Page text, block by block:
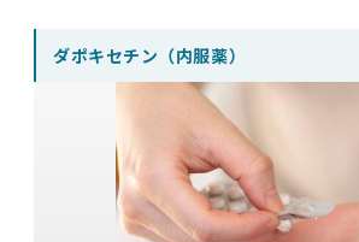
ダポキセチン（内服薬）